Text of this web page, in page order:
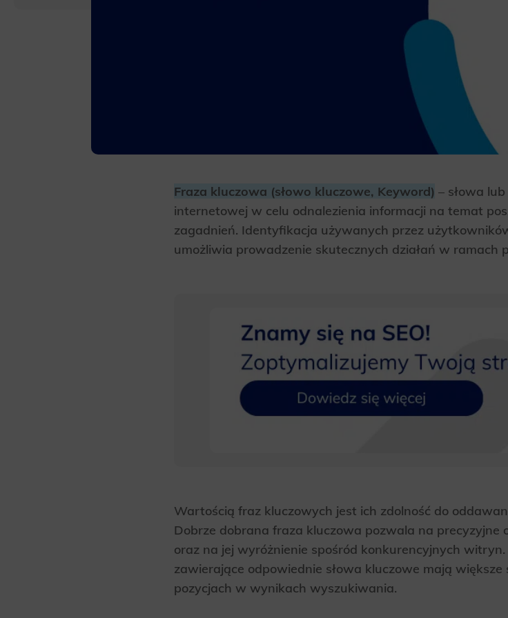
Fraza kluczowa (słowo kluczowe, Keyword) – słowa
internetowej w celu odnalezienia informacji na temat
zagadnień. Identyfikacja używanych przez
umożliwia prowadzenie skutecznych działań w ramach
Wartością fraz kluczowych jest ich zdolność do
Dobrze dobrana fraza kluczowa pozwala na
oraz na jej wyróżnienie spośród konkurencyjnych
zawierające odpowiednie słowa kluczowe mają
pozycjach w wynikach wyszukiwania.